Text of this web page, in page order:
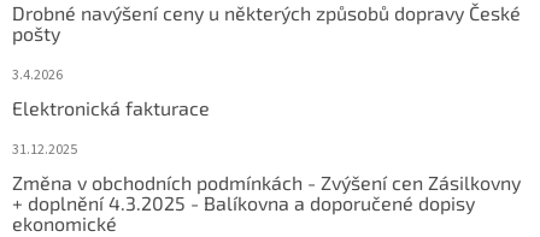
Drobné navýšení ceny u některých způsobů dopravy České
pošty
3.4.2026
Elektronická fakturace
31.12.2025
Změna v obchodních podmínkách - Zvýšení cen Zásilkovny
+ doplnění 4.3.2025 - Balíkovna a doporučené dopisy
ekonomické